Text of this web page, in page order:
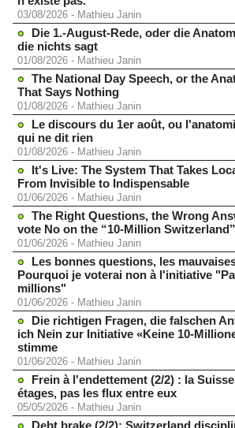
03/08/2026 - Mathieu Janin
Die 1.-August-Rede, oder die
die nichts sagt
01/08/2026 - Mathieu Janin
The National Day Speech, or the
That Says Nothing
01/08/2026 - Mathieu Janin
Le discours du 1er août, ou
qui ne dit rien
01/08/2026 - Mathieu Janin
It's Live: The System That Takes
From Invisible to Indispensable
01/06/2026 - Mathieu Janin
The Right Questions, the Wrong
vote No on the “10-Million
01/06/2026 - Mathieu Janin
Les bonnes questions, les
Pourquoi je voterai non à l'initiative
millions"
01/06/2026 - Mathieu Janin
Die richtigen Fragen, die falschen
ich Nein zur Initiative «Keine 10-
stimme
01/06/2026 - Mathieu Janin
Frein à l'endettement (2/2) : la
étages, pas les flux entre eux
05/05/2026 - Mathieu Janin
Debt brake (2/2): Switzerland